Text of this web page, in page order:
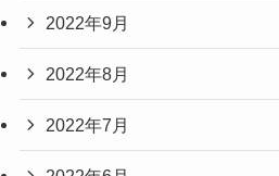
2022年9月
2022年8月
2022年7月